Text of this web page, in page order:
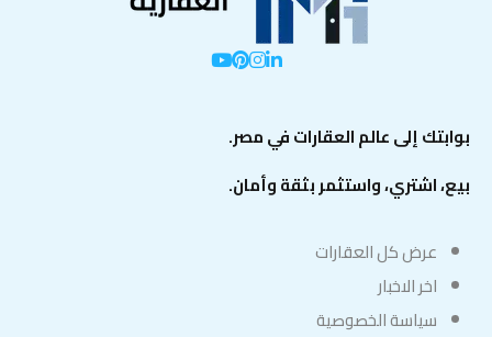
بوابتك إلى عالم العقارات في مصر.
بيع، اشتري، واستثمر بثقة وأمان.
عرض كل العقارات
اخر الاخبار
سياسة الخصوصية